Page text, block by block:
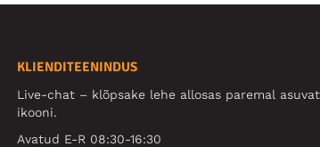
KLIENDITEENINDUS
Live-chat – klõpsake lehe allosas paremal
ikooni.
Avatud E-R 08:30-16:30